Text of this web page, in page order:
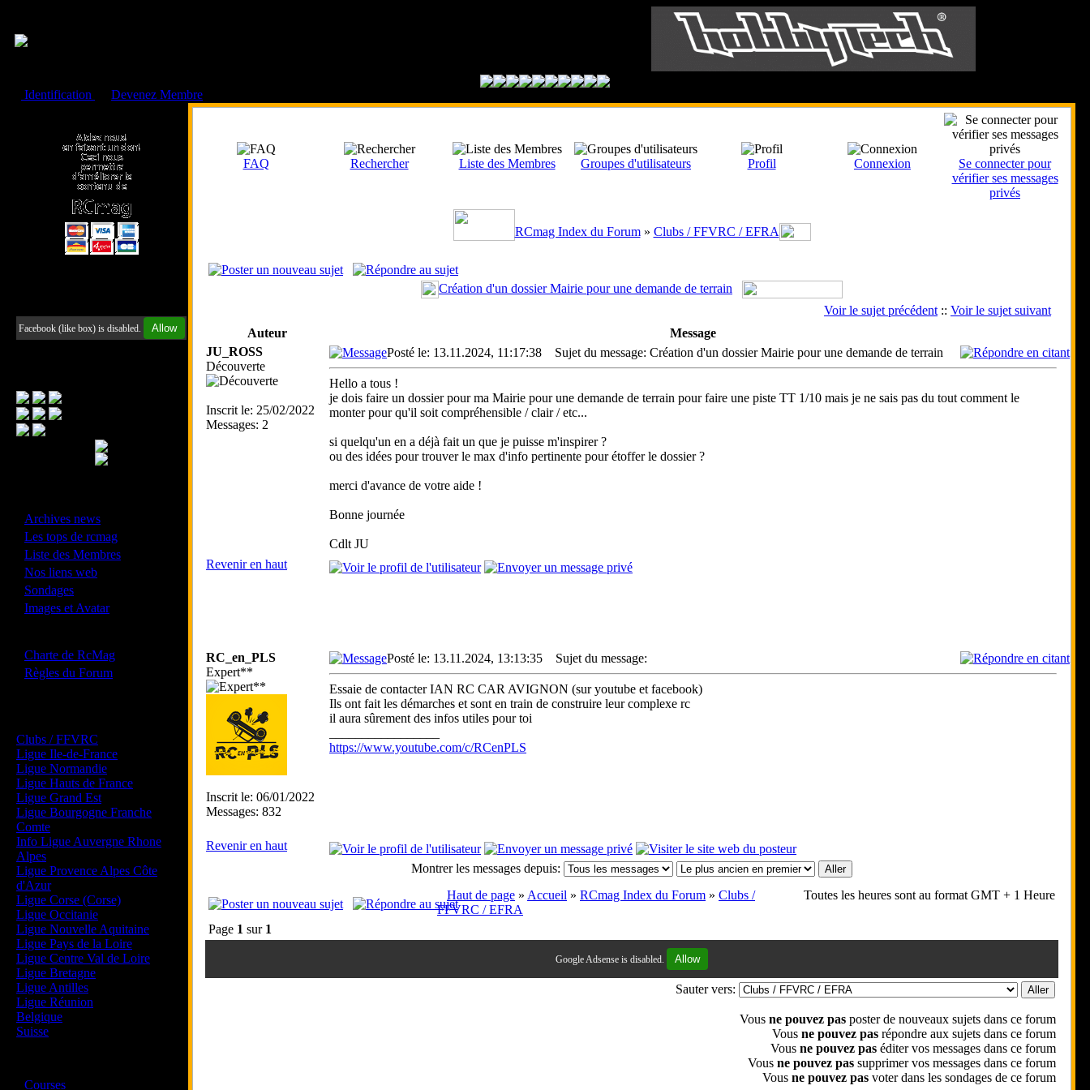
Identification Devenez Membre
Facebook (like box) is disabled. Allow
Archives news
Les tops de rcmag
Liste des Membres
Nos liens web
Sondages
Images et Avatar
Charte de RcMag
Règles du Forum
Clubs / FFVRC
Ligue Ile-de-France
Ligue Normandie
Ligue Hauts de France
Ligue Grand Est
Ligue Bourgogne Franche
Comte
Info Ligue Auvergne Rhone
Alpes
Ligue Provence Alpes Côte
d'Azur
Ligue Corse (Corse)
Ligue Occitanie
Ligue Nouvelle Aquitaine
Ligue Pays de la Loire
Ligue Centre Val de Loire
Ligue Bretagne
Ligue Antilles
Ligue Réunion
Belgique
Suisse
Courses
FAQ Rechercher Liste des Membres Groupes d'utilisateurs Profil Connexion
Se connecter pour
vérifier ses messages
privés
RCmag Index du Forum» Clubs / FFVRC / EFRA
Création d'un dossier Mairie pour une demande de terrain
Voir le sujet précédent :: Voir le sujet suivant
Auteur
Message
JU_ROSS
Découverte
Inscrit le: 25/02/2022
Messages: 2
Posté le: 13.11.2024, 11:17:38 Sujet du message: Création d'un dossier Mairie pour une demande de terrain
Hello a tous !
je dois faire un dossier pour ma Mairie pour une demande de terrain pour faire une piste TT 1/10 mais je ne sais pas du tout comment le
monter pour qu'il soit compréhensible / clair / etc...
si quelqu'un en a déjà fait un que je puisse m'inspirer ?
ou des idées pour trouver le max d'info pertinente pour étoffer le dossier ?
merci d'avance de votre aide !
Bonne journée
Cdlt JU
Revenir en haut
RC_en_PLS
Expert**
Inscrit le: 06/01/2022
Messages: 832
Posté le: 13.11.2024, 13:13:35 Sujet du message:
Essaie de contacter IAN RC CAR AVIGNON (sur youtube et facebook)
Ils ont fait les démarches et sont en train de construire leur complexe rc
il aura sûrement des infos utiles pour toi
https://www.youtube.com/c/RCenPLS
Revenir en haut
Montrer les messages depuis:
Haut de page » Accueil » RCmag Index du Forum » Clubs /
FFVRC / EFRA
Toutes les heures sont au format GMT + 1 Heure
Page 1 sur 1
Google Adsense is disabled. Allow
Sauter vers:
Vous ne pouvez pas poster de nouveaux sujets dans ce forum
Vous ne pouvez pas répondre aux sujets dans ce forum
Vous ne pouvez pas éditer vos messages dans ce forum
Vous ne pouvez pas supprimer vos messages dans ce forum
Vous ne pouvez pas voter dans les sondages de ce forum